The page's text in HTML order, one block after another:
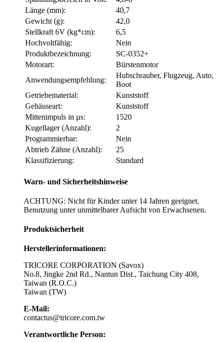
Länge (mm):
40,7
Gewicht (g):
42,0
Stellkraft 6V (kg*cm):
6,5
Hochvoltfähig:
Nein
Produktbezeichnung:
SC-0352+
Motorart:
Bürstenmotor
Anwendungsempfehlung:
Hubschrauber, Flugzeug, Auto,
Boot
Getriebematerial:
Kunststoff
Gehäuseart:
Kunststoff
Mittenimpuls in µs:
1520
Kugellager (Anzahl):
2
Programmierbar:
Nein
Abtrieb Zähne (Anzahl):
25
Klassifizierung:
Standard
Warn- und Sicherheitshinweise
ACHTUNG: Nicht für Kinder unter 14 Jahren geeignet.
Benutzung unter unmittelbarer Aufsicht von Erwachsenen.
Produktsicherheit
Herstellerinformationen:
TRICORE CORPORATION (Savox)
No.8, Jingke 2nd Rd., Nantun Dist., Taichung City 408,
Taiwan (R.O.C.)
Taiwan (TW)
E-Mail:
contactus@tricore.com.tw
Verantwortliche Person: